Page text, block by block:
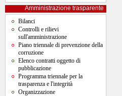
Amministrazione trasparente
Bilanci
Controlli e rilievi
sull'amministrazione
Piano triennale di prevenzione della
corruzione
Elenco contratti oggetto di
pubblicazione
Programma triennale per la
trasparenza e l'integrità
Organizzazione